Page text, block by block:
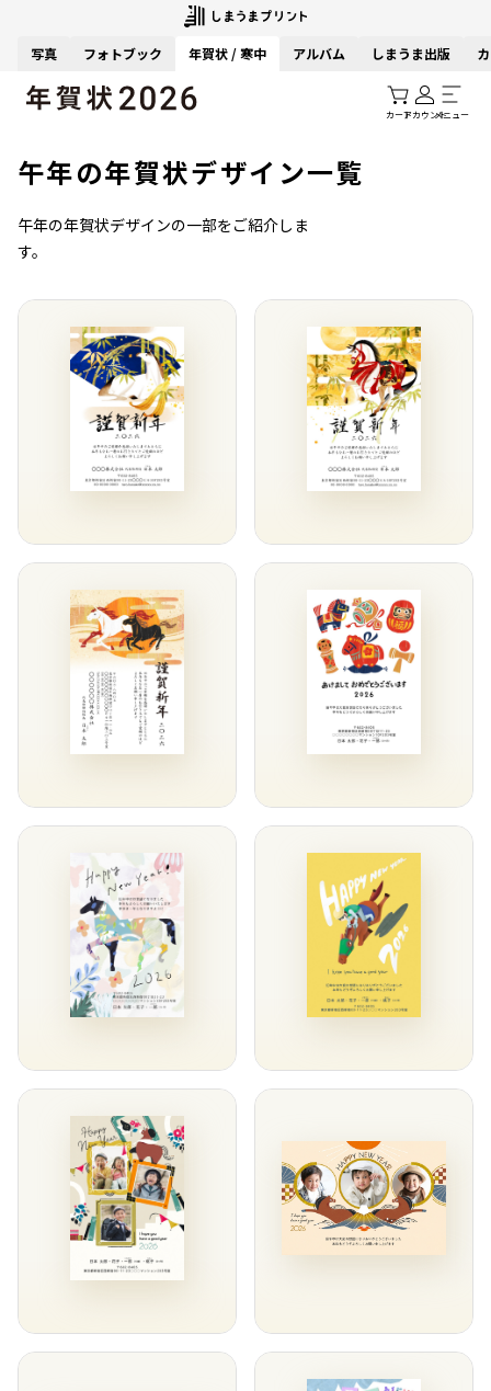
写真 フォトブック 年賀状 / 寒中 アルバム しまうま出版
カートアカウントメニュー
午年の年賀状デザイン一覧
午年の年賀状デザインの一部をご紹介しま
す。